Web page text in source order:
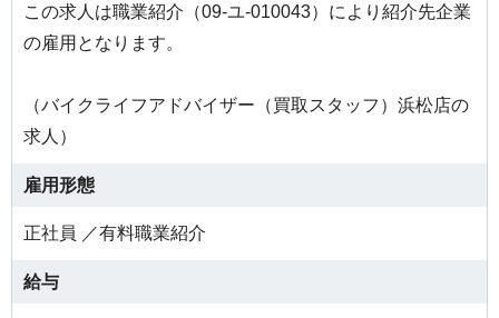
この求人は職業紹介（09-ユ-010043）により紹介先企業
の雇用となります。
（バイクライフアドバイザー（買取スタッフ）浜松店の
求人）
雇用形態
正社員 ／有料職業紹介
給与